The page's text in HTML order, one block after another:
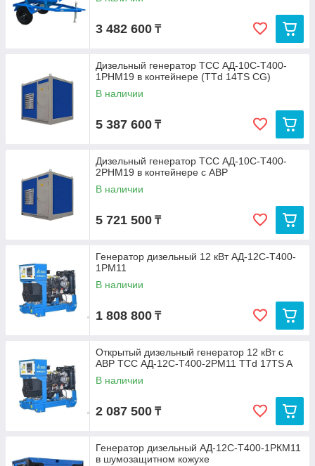
3 482 600 ₸
Дизельный генератор ТСС АД-10С-Т400-
1РНМ19 в контейнере (TTd 14TS CG)
В наличии
5 387 600 ₸
Дизельный генератор ТСС АД-10С-Т400-
2РНМ19 в контейнере с АВР
В наличии
5 721 500 ₸
Генератор дизельный 12 кВт АД-12С-Т400-
1РМ11
В наличии
1 808 800 ₸
Открытый дизельный генератор 12 кВт с
АВР ТСС АД-12С-Т400-2РМ11 TTd 17TS A
В наличии
2 087 500 ₸
Генератор дизельный АД-12С-Т400-1РКМ11
в шумозащитном кожухе